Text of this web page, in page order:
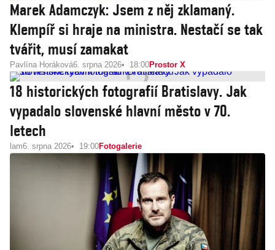
Marek Adamczyk: Jsem z něj zklamaný.
Klempíř si hraje na ministra. Nestačí se tak
tvářit, musí zamakat
Pavlína Horáková6. srpna 2026 18:00Prostor X
18 historických fotografií Bratislavy. Jak
vypadalo slovenské hlavní město v 70.
letech
lam6. srpna 2026 19:00Fotogalerie